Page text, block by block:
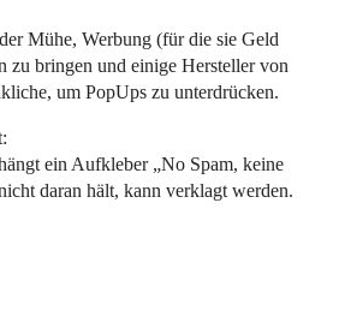
Mühe, Werbung (für die sie Geld
zu bringen und einige Hersteller von
um PopUps zu unterdrücken.
ein Aufkleber „No Spam, keine
daran hält, kann verklagt werden.